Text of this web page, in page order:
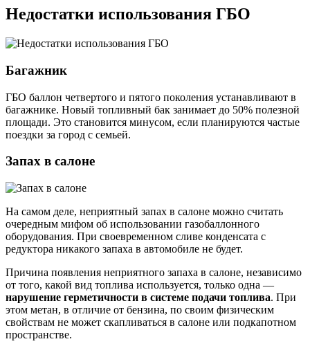
Недостатки использования ГБО
Багажник
ГБО баллон четвертого и пятого поколения устанавливают в
багажнике. Новый топливный бак занимает до 50% полезной
площади. Это становится минусом, если планируются частые
поездки за город с семьей.
Запах в салоне
На самом деле, неприятный запах в салоне можно считать
очередным мифом об использовании газобаллонного
оборудования. При своевременном сливе конденсата с
редуктора никакого запаха в автомобиле не будет.
Причина появления неприятного запаха в салоне, независимо
от того, какой вид топлива используется, только одна —
нарушение герметичности в системе подачи топлива. При
этом метан, в отличие от бензина, по своим физическим
свойствам не может скапливаться в салоне или подкапотном
пространстве.